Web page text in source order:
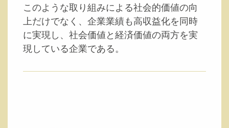
このような取り組みによる社会的価値の向
上だけでなく、企業業績も高収益化を同時
に実現し、社会価値と経済価値の両方を実
現している企業である。